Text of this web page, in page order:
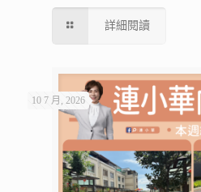
詳細閱讀
10 7 月, 2026